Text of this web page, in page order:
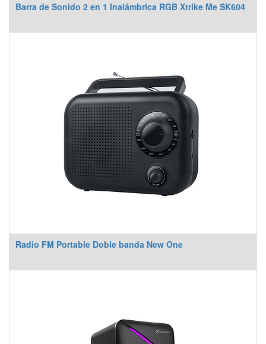
Barra de Sonido 2 en 1 Inalámbrica RGB Xtrike Me SK604
Radio FM Portable Doble banda New One